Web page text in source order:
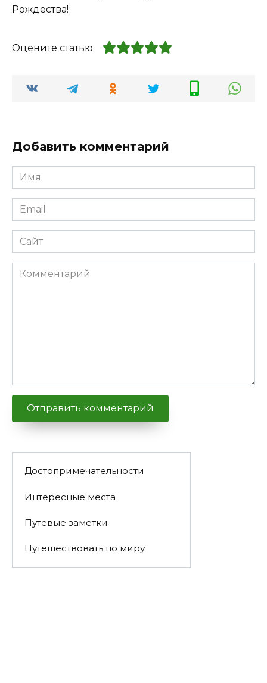
Рождества!
Оцените статью
Добавить комментарий
Имя
Email
Сайт
Комментарий
Достопримечательности
Интересные места
Путевые заметки
Путешествовать по миру